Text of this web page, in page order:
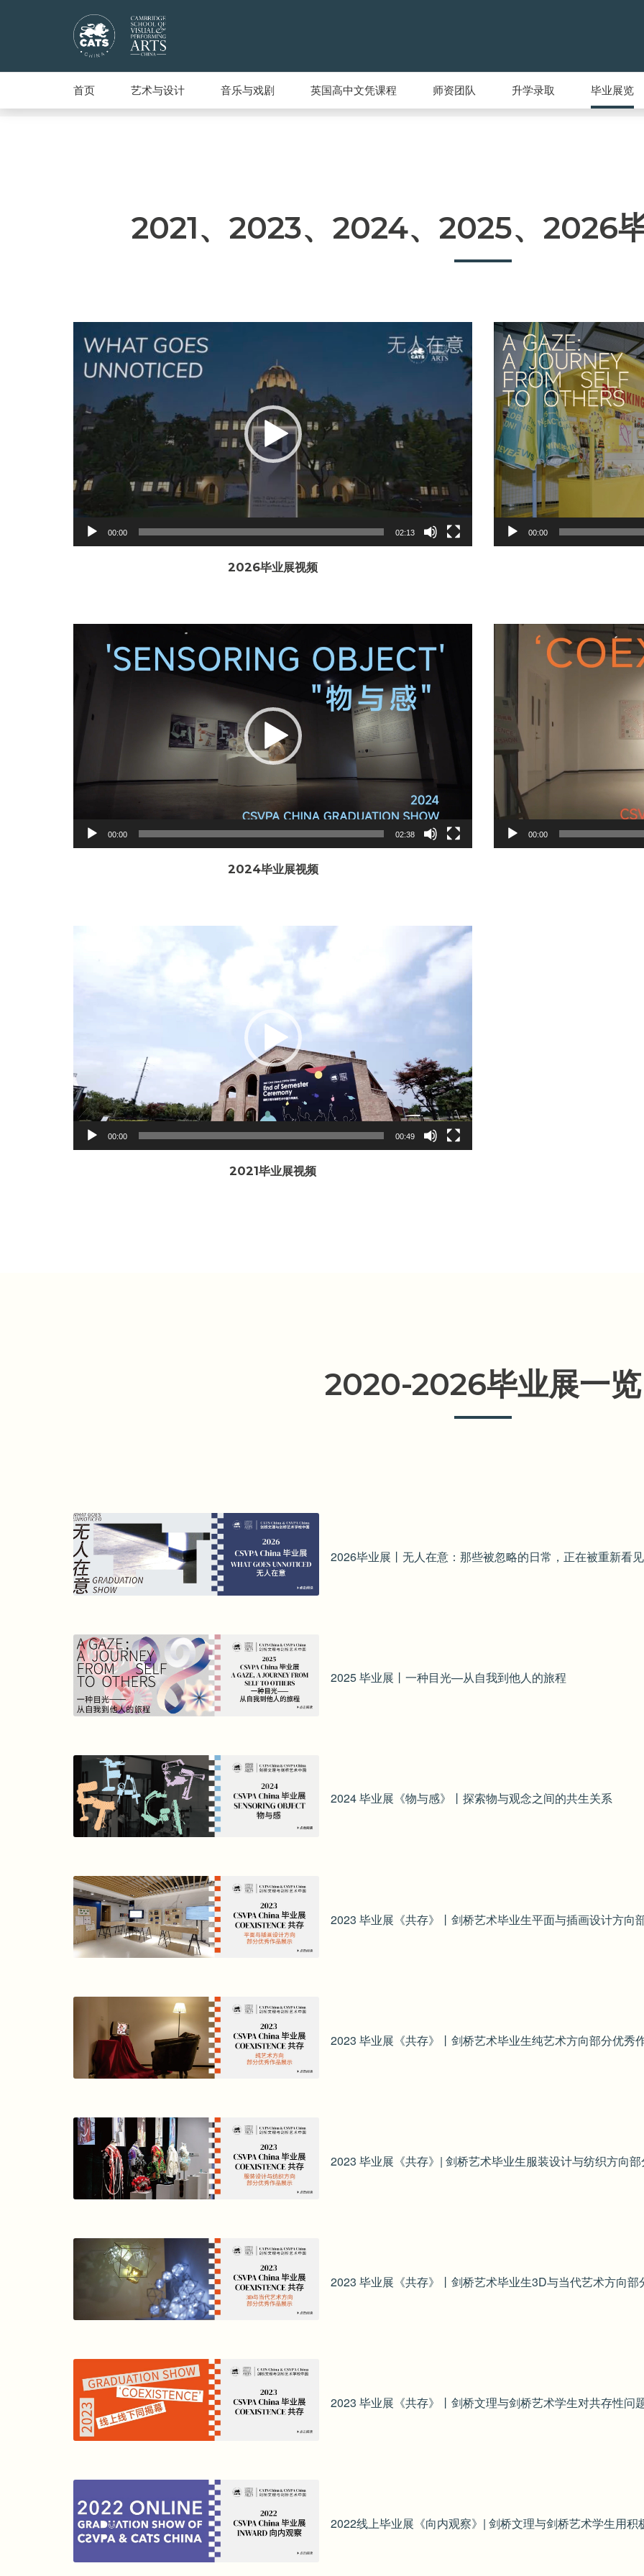
首页 艺术与设计 音乐与戏剧 英国高中文凭课程 师资团队 升学录取 毕业展览
2021、2023、2024、2025、2026
00:00 02:13
2026毕业展视频
00:00
Player
00:00 02:38
2024毕业展视频
00:00
Player
00:00 00:49
2021毕业展视频
2020-2026毕业展一览
2026毕业展丨无人在意：那些被忽略的日常，正在被重新看见
2025 毕业展丨一种目光—从自我到他人的旅程
2024 毕业展《物与感》丨探索物与观念之间的共生关系
2023 毕业展《共存》丨剑桥艺术毕业生平面与插画设计方向
2023 毕业展《共存》丨剑桥艺术毕业生纯艺术方向部分优秀
2023 毕业展《共存》| 剑桥艺术毕业生服装设计与纺织方向
2023 毕业展《共存》丨剑桥艺术毕业生3D与当代艺术方向部
2023 毕业展《共存》丨剑桥文理与剑桥艺术学生对共存性问
2022线上毕业展《向内观察》| 剑桥文理与剑桥艺术学生用积